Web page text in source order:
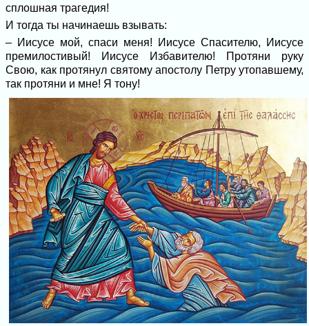
сплошная трагедия!
И тогда ты начинаешь взывать:
– Иисусе мой, спаси меня! Иисусе Спасителю, Иисусе
премилостивый! Иисусе Избавителю! Протяни руку
Свою, как протянул святому апостолу Петру утопавшему,
так протяни и мне! Я тону!